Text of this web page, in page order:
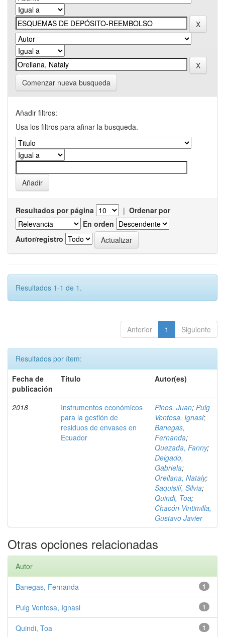
Comenzar nueva busqueda
Añadir filtros:
Usa los filtros para afinar la busqueda.
Resultados por página | Ordenar por
En orden
Autor/registro
Resultados 1-1 de 1.
Anterior 1 Siguiente
Resultados por ítem:
Fecha de
publicación
Título Autor(es)
2018
Instrumentos económicos
para la gestión de
residuos de envases en
Ecuador
Pinos, Juan; Puig
Ventosa, Ignasi;
Banegas,
Fernanda;
Quezada, Fanny;
Delgado,
Gabriela;
Orellana, Nataly;
Saquisilí, Silvia;
Quindi, Toa;
Chacón Vintimilla,
Gustavo Javier
Otras opciones relacionadas
Autor
1
Banegas, Fernanda
1
Puig Ventosa, Ignasi
1
Quindi, Toa